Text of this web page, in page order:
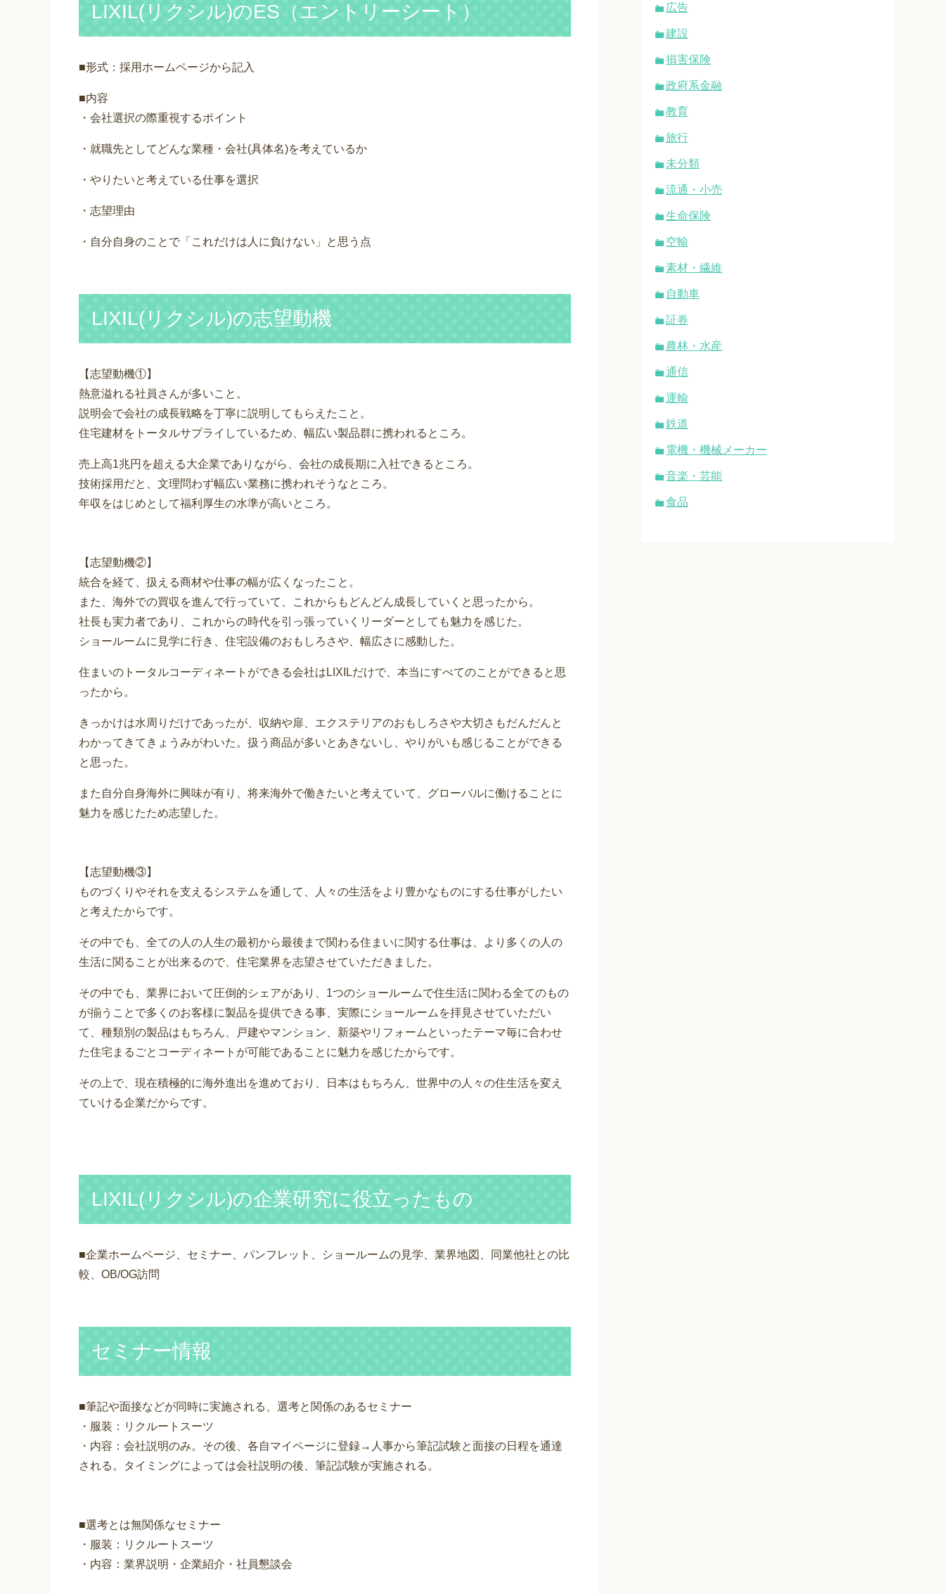
LIXIL(リクシル)のES（エントリーシート）
■形式：採用ホームページから記入
■内容
・会社選択の際重視するポイント
・就職先としてどんな業種・会社(具体名)を考えているか
・やりたいと考えている仕事を選択
・志望理由
・自分自身のことで「これだけは人に負けない」と思う点
LIXIL(リクシル)の志望動機
【志望動機①】
熱意溢れる社員さんが多いこと。
説明会で会社の成長戦略を丁寧に説明してもらえたこと。
住宅建材をトータルサプライしているため、幅広い製品群に携われるところ。
売上高1兆円を超える大企業でありながら、会社の成長期に入社できるところ。
技術採用だと、文理問わず幅広い業務に携われそうなところ。
年収をはじめとして福利厚生の水準が高いところ。
【志望動機②】
統合を経て、扱える商材や仕事の幅が広くなったこと。
また、海外での買収を進んで行っていて、これからもどんどん成長していくと思ったから。
社長も実力者であり、これからの時代を引っ張っていくリーダーとしても魅力を感じた。
ショールームに見学に行き、住宅設備のおもしろさや、幅広さに感動した。
住まいのトータルコーディネートができる会社はLIXILだけで、本当にすべてのことができると思
ったから。
きっかけは水周りだけであったが、収納や扉、エクステリアのおもしろさや大切さもだんだんと
わかってきてきょうみがわいた。扱う商品が多いとあきないし、やりがいも感じることができる
と思った。
また自分自身海外に興味が有り、将来海外で働きたいと考えていて、グローバルに働けることに
魅力を感じたため志望した。
【志望動機③】
ものづくりやそれを支えるシステムを通して、人々の生活をより豊かなものにする仕事がしたい
と考えたからです。
その中でも、全ての人の人生の最初から最後まで関わる住まいに関する仕事は、より多くの人の
生活に関ることが出来るので、住宅業界を志望させていただきました。
その中でも、業界において圧倒的シェアがあり、1つのショールームで住生活に関わる全てのもの
が揃うことで多くのお客様に製品を提供できる事、実際にショールームを拝見させていただい
て、種類別の製品はもちろん、戸建やマンション、新築やリフォームといったテーマ毎に合わせ
た住宅まるごとコーディネートが可能であることに魅力を感じたからです。
その上で、現在積極的に海外進出を進めており、日本はもちろん、世界中の人々の住生活を変え
ていける企業だからです。
LIXIL(リクシル)の企業研究に役立ったもの
■企業ホームページ、セミナー、パンフレット、ショールームの見学、業界地図、同業他社との比
較、OB/OG訪問
セミナー情報
■筆記や面接などが同時に実施される、選考と関係のあるセミナー
・服装：リクルートスーツ
・内容：会社説明のみ。その後、各自マイページに登録→人事から筆記試験と面接の日程を通達
される。タイミングによっては会社説明の後、筆記試験が実施される。
■選考とは無関係なセミナー
・服装：リクルートスーツ
・内容：業界説明・企業紹介・社員懇談会
広告
建設
損害保険
政府系金融
教育
旅行
未分類
流通・小売
生命保険
空輸
素材・繊維
自動車
証券
農林・水産
通信
運輸
鉄道
電機・機械メーカー
音楽・芸能
食品